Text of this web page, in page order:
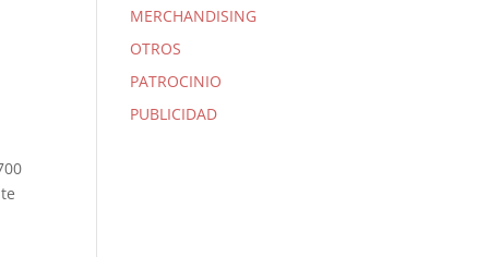
MERCHANDISING
OTROS
PATROCINIO
PUBLICIDAD